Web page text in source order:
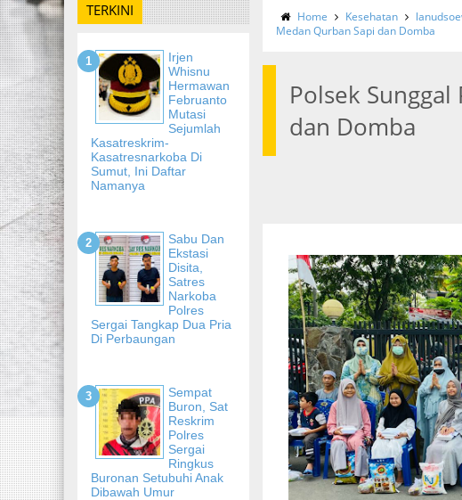
TERKINI
Irjen
Whisnu
Hermawan
Februanto
Mutasi
Sejumlah
Kasatreskrim-
Kasatresnarkoba Di
Sumut, Ini Daftar
Namanya
Sabu Dan
Ekstasi
Disita,
Satres
Narkoba
Polres
Sergai Tangkap Dua Pria
Di Perbaungan
Sempat
Buron, Sat
Reskrim
Polres
Sergai
Ringkus
Buronan Setubuhi Anak
Dibawah Umur
Home Kesehatan
Medan Qurban Sapi dan Domba
Polsek
dan Domba